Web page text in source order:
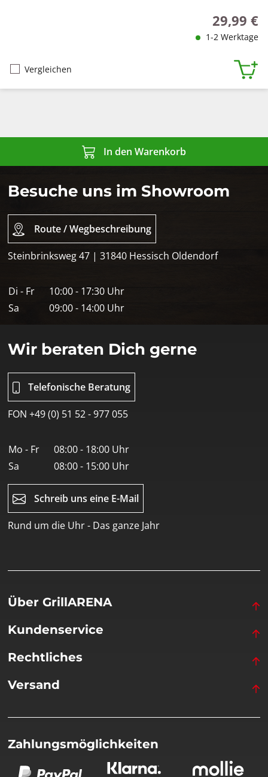
Regulärer
29,99 €
1-2 Werktage
Vergleichen
In den Warenkorb
Besuche uns im Showroom
Route / Wegbeschreibung
Steinbrinksweg 47 | 31840 Hessisch Oldendorf
Di - Fr
10:00 - 17:30 Uhr
Sa
09:00 - 14:00 Uhr
Wir beraten Dich gerne
Telefonische Beratung
FON +49 (0) 51 52 - 977 055
Mo - Fr
08:00 - 18:00 Uhr
Sa
08:00 - 15:00 Uhr
Schreib uns eine E-Mail
Rund um die Uhr - Das ganze Jahr
Über GrillARENA
Kundenservice
Rechtliches
Versand
Zahlungsmöglichkeiten